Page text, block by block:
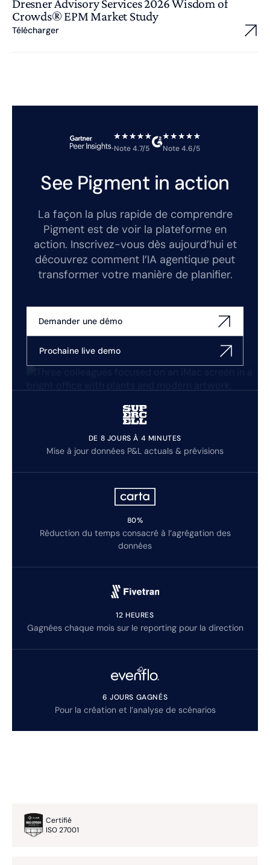
Dresner Advisory Services 2026 Wisdom of
Crowds® EPM Market Study
Télécharger
Note 4.7/5 Note 4.6/5
See Pigment in action
La façon la plus rapide de comprendre
Pigment est de voir la plateforme en
action. Inscrivez-vous dès aujourd’hui et
découvrez comment l’IA agentique peut
transformer votre manière de planifier.
Demander une démo
Prochaine live demo
DE 8 JOURS À 4 MINUTES
Mise à jour données P&L actuals & prévisions
80%
Réduction du temps consacré à l’agrégation des
données
12 HEURES
Gagnées chaque mois sur le reporting pour la direction
6 JOURS GAGNÉS
Pour la création et l’analyse de scénarios
Certifié
ISO 27001